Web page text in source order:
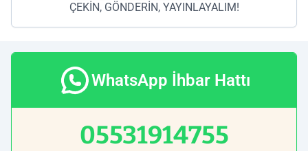
ÇEKİN, GÖNDERİN, YAYINLAYALIM!
WhatsApp İhbar Hattı
05531914755